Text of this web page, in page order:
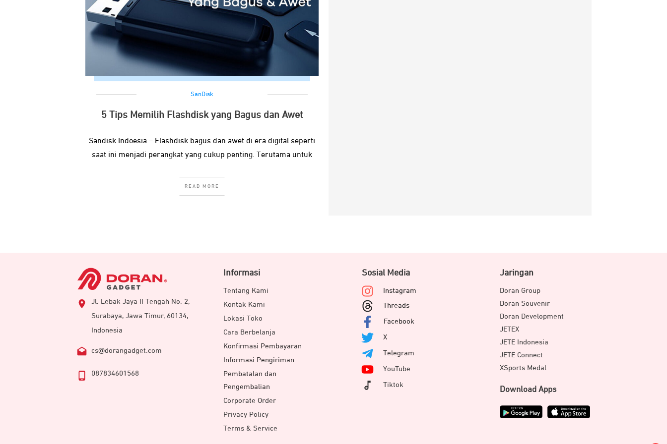
SanDisk
5 Tips Memilih Flashdisk yang Bagus dan Awet
Sandisk Indoesia – Flashdisk bagus dan awet di era digital seperti
saat ini menjadi perangkat yang cukup penting. Terutama untuk
READ MORE
Jl. Lebak Jaya II Tengah No. 2,
Surabaya, Jawa Timur, 60134,
Indonesia
cs@dorangadget.com
087834601568
Informasi
Tentang Kami
Kontak Kami
Lokasi Toko
Cara Berbelanja
Konfirmasi Pembayaran
Informasi Pengiriman
Pembatalan dan
Pengembalian
Corporate Order
Privacy Policy
Terms & Service
Sosial Media
Instagram
Threads
Facebook
X
Telegram
YouTube
Tiktok
Jaringan
Doran Group
Doran Souvenir
Doran Development
JETEX
JETE Indonesia
JETE Connect
XSports Medal
Download Apps